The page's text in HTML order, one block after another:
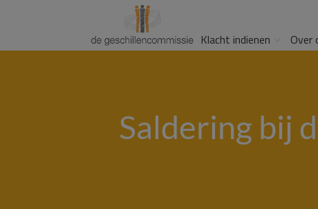
Klacht indienen Over
Saldering bij